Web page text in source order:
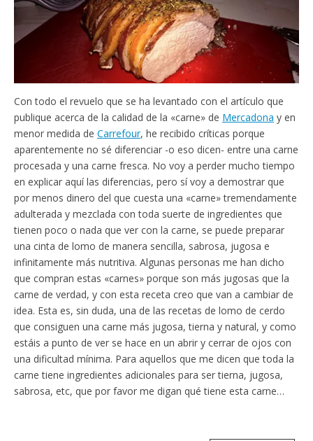
Con todo el revuelo que se ha levantado con el artículo que
publique acerca de la calidad de la «carne» de Mercadona y en
menor medida de Carrefour, he recibido críticas porque
aparentemente no sé diferenciar -o eso dicen- entre una carne
procesada y una carne fresca. No voy a perder mucho tiempo
en explicar aquí las diferencias, pero sí voy a demostrar que
por menos dinero del que cuesta una «carne» tremendamente
adulterada y mezclada con toda suerte de ingredientes que
tienen poco o nada que ver con la carne, se puede preparar
una cinta de lomo de manera sencilla, sabrosa, jugosa e
infinitamente más nutritiva. Algunas personas me han dicho
que compran estas «carnes» porque son más jugosas que la
carne de verdad, y con esta receta creo que van a cambiar de
idea. Esta es, sin duda, una de las recetas de lomo de cerdo
que consiguen una carne más jugosa, tierna y natural, y como
estáis a punto de ver se hace en un abrir y cerrar de ojos con
una dificultad mínima. Para aquellos que me dicen que toda la
carne tiene ingredientes adicionales para ser tierna, jugosa,
sabrosa, etc, que por favor me digan qué tiene esta carne…